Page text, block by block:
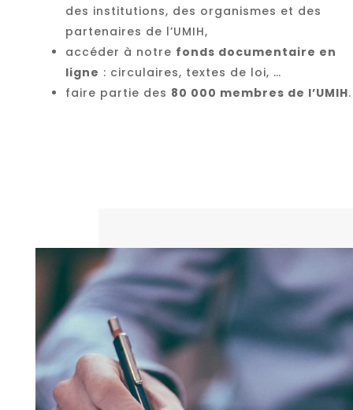
des institutions, des organismes et des
partenaires de l’UMIH,
accéder à notre fonds documentaire en
ligne : circulaires, textes de loi, …
faire partie des 80 000 membres de l’UMIH.